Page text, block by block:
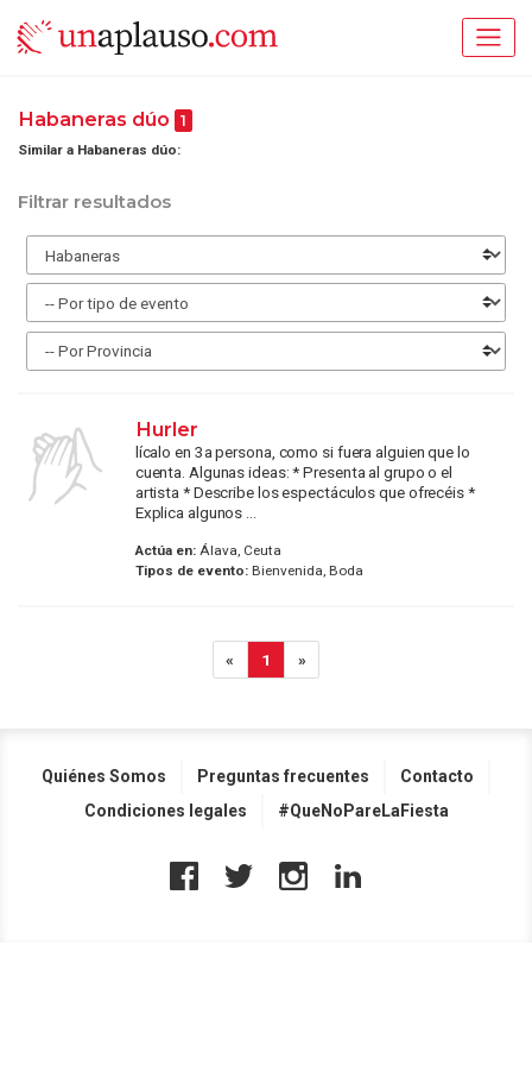
Habaneras dúo 1
Similar a Habaneras dúo:
Filtrar resultados
Hurler
lícalo en 3a persona, como si fuera alguien que lo
cuenta. Algunas ideas: * Presenta al grupo o el
artista * Describe los espectáculos que ofrecéis *
Explica algunos ...
Actúa en:Álava, Ceuta
Tipos de evento:Bienvenida, Boda
« 1 »
Quiénes Somos Preguntas frecuentes
Contacto
Condiciones legales
#QueNoPareLaFiesta